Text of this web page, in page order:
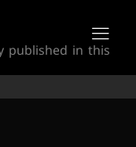
published in this